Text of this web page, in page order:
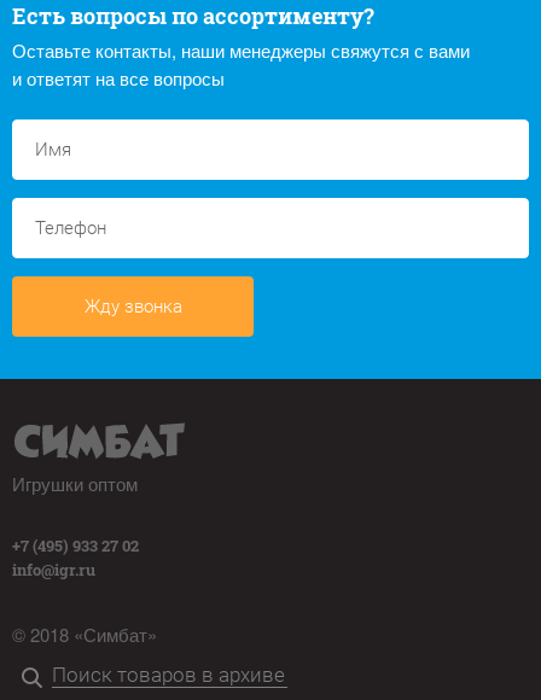
Есть вопросы по ассортименту?
Оставьте контакты, наши менеджеры свяжутся с вами
и ответят на все вопросы
Жду звонка
Игрушки оптом
+7 (495) 933 27 02
info@igr.ru
© 2018 «Симбат»